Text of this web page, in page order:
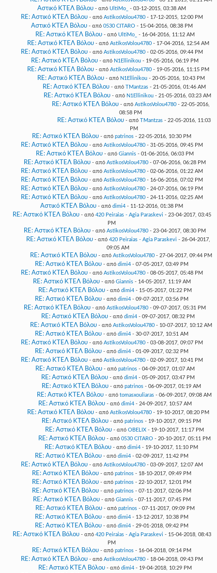
Αστικό ΚΤΕΛ Βόλου - από UltiMo_ - 03-12-2015, 03:38 AM
RE: Αστικό ΚΤΕΛ Βόλου - από AstikosVolou4780- 17-12-2015, 12:00 PM
Αστικό ΚΤΕΛ Βόλου - από 0530 CITARO- 15-04-2016, 08:38 PM
RE: Αστικό ΚΤΕΛ Βόλου - από UltiMo_ - 16-04-2016, 11:12 AM
RE: Αστικό ΚΤΕΛ Βόλου - από AstikosVolou4780- 17-04-2016, 12:54 AM
RE: Αστικό ΚΤΕΛ Βόλου - από AstikosVolou4780- 02-05-2016, 09:44 PM
RE: Αστικό ΚΤΕΛ Βόλου - από N1Ellinikou - 19-05-2016, 06:19 PM
RE: Αστικό ΚΤΕΛ Βόλου - από AstikosVolou4780- 19-05-2016, 11:15 PM
RE: Αστικό ΚΤΕΛ Βόλου - από N1Ellinikou - 20-05-2016, 10:43 PM
RE: Αστικό ΚΤΕΛ Βόλου - από TMantzas - 21-05-2016, 01:46 AM
RE: Αστικό ΚΤΕΛ Βόλου - από N1Ellinikou - 21-05-2016, 03:23 AM
RE: Αστικό ΚΤΕΛ Βόλου - από AstikosVolou4780- 22-05-2016,
08:58 PM
RE: Αστικό ΚΤΕΛ Βόλου - από TMantzas- 22-05-2016, 11:03
PM
RE: Αστικό ΚΤΕΛ Βόλου - από patrinos - 22-05-2016, 10:30 PM
RE: Αστικό ΚΤΕΛ Βόλου - από AstikosVolou4780- 31-05-2016, 09:45 PM
RE: Αστικό ΚΤΕΛ Βόλου - από Giannis - 01-06-2016, 06:03 PM
RE: Αστικό ΚΤΕΛ Βόλου - από AstikosVolou4780 - 07-06-2016, 06:28 PM
RE: Αστικό ΚΤΕΛ Βόλου - από AstikosVolou4780- 02-06-2016, 01:22 AM
RE: Αστικό ΚΤΕΛ Βόλου - από AstikosVolou4780- 16-06-2016, 07:02 PM
RE: Αστικό ΚΤΕΛ Βόλου - από AstikosVolou4780- 24-07-2016, 06:19 PM
RE: Αστικό ΚΤΕΛ Βόλου - από AstikosVolou4780- 24-11-2016, 02:25 AM
Αστικό ΚΤΕΛ Βόλου - από dimi4 - 11-12-2016, 01:38 PM
RE: Αστικό ΚΤΕΛ Βόλου - από 420 Peiraias - Agia Paraskevi - 23-04-2017, 03:45
PM
RE: Αστικό ΚΤΕΛ Βόλου - από AstikosVolou4780 - 23-04-2017, 08:30 PM
RE: Αστικό ΚΤΕΛ Βόλου - από 420 Peiraias - Agia Paraskevi - 26-04-2017,
09:05 AM
RE: Αστικό ΚΤΕΛ Βόλου - από AstikosVolou4780 - 27-04-2017, 09:44 PM
RE: Αστικό ΚΤΕΛ Βόλου - από dimi4 - 07-05-2017, 03:49 PM
RE: Αστικό ΚΤΕΛ Βόλου - από AstikosVolou4780- 08-05-2017, 05:48 PM
RE: Αστικό ΚΤΕΛ Βόλου - από Giannis- 14-05-2017, 11:19 AM
RE: Αστικό ΚΤΕΛ Βόλου - από dimi4- 15-05-2017, 01:22 PM
RE: Αστικό ΚΤΕΛ Βόλου - από dimi4 - 09-07-2017, 03:56 PM
RE: Αστικό ΚΤΕΛ Βόλου - από AstikosVolou4780 - 09-07-2017, 05:31 PM
RE: Αστικό ΚΤΕΛ Βόλου - από dimi4 - 09-07-2017, 08:32 PM
RE: Αστικό ΚΤΕΛ Βόλου - από AstikosVolou4780 - 10-07-2017, 10:12 AM
RE: Αστικό ΚΤΕΛ Βόλου - από dimi4 - 30-07-2017, 10:51 AM
RE: Αστικό ΚΤΕΛ Βόλου - από AstikosVolou4780- 03-08-2017, 09:07 PM
RE: Αστικό ΚΤΕΛ Βόλου - από dimi4 - 01-09-2017, 02:32 PM
RE: Αστικό ΚΤΕΛ Βόλου - από AstikosVolou4780- 02-09-2017, 10:41 PM
RE: Αστικό ΚΤΕΛ Βόλου - από patrinos- 04-09-2017, 01:07 AM
RE: Αστικό ΚΤΕΛ Βόλου - από dimi4 - 05-09-2017, 03:47 PM
RE: Αστικό ΚΤΕΛ Βόλου - από patrinos- 06-09-2017, 01:19 AM
RE: Αστικό ΚΤΕΛ Βόλου - από tomasxouliaras - 06-09-2017, 09:08 AM
RE: Αστικό ΚΤΕΛ Βόλου - από dimi4- 24-09-2017, 10:57 AM
RE: Αστικό ΚΤΕΛ Βόλου - από AstikosVolou4780- 19-10-2017, 08:20 PM
RE: Αστικό ΚΤΕΛ Βόλου - από patrinos- 19-10-2017, 09:15 PM
RE: Αστικό ΚΤΕΛ Βόλου - από OBELIX- 19-10-2017, 11:17 PM
RE: Αστικό ΚΤΕΛ Βόλου - από 0530 CITARO- 20-10-2017, 05:11 PM
RE: Αστικό ΚΤΕΛ Βόλου - από dimi4- 19-10-2017, 11:10 PM
RE: Αστικό ΚΤΕΛ Βόλου - από dimi4 - 02-09-2017, 11:42 PM
RE: Αστικό ΚΤΕΛ Βόλου - από AstikosVolou4780- 03-09-2017, 12:07 AM
RE: Αστικό ΚΤΕΛ Βόλου - από patrinos - 18-10-2017, 09:49 PM
RE: Αστικό ΚΤΕΛ Βόλου - από patrinos - 22-10-2017, 12:01 PM
RE: Αστικό ΚΤΕΛ Βόλου - από patrinos - 07-11-2017, 02:06 PM
RE: Αστικό ΚΤΕΛ Βόλου - από Giannis- 07-11-2017, 07:45 PM
RE: Αστικό ΚΤΕΛ Βόλου - από patrinos- 07-11-2017, 09:09 PM
RE: Αστικό ΚΤΕΛ Βόλου - από dimi4 - 13-12-2017, 10:38 PM
RE: Αστικό ΚΤΕΛ Βόλου - από dimi4 - 29-01-2018, 09:42 PM
RE: Αστικό ΚΤΕΛ Βόλου - από 420 Peiraias - Agia Paraskevi - 15-04-2018, 08:43
PM
RE: Αστικό ΚΤΕΛ Βόλου - από patrinos - 16-04-2018, 09:14 PM
RE: Αστικό ΚΤΕΛ Βόλου - από AstikosVolou4780- 18-04-2018, 09:43 PM
RE: Αστικό ΚΤΕΛ Βόλου - από dimi4- 19-04-2018, 10:29 PM